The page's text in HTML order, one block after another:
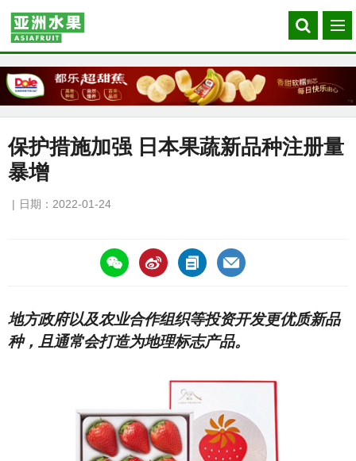
Search
our
菜
单
保护措施加强 日本果蔬新品种注册量
暴增
日期：2022-01-24
https://asiafruitchina.net/21511.html
地方政府以及农业合作组织等投资开发更优质新品
种，且通常会打造为地理标志产品。